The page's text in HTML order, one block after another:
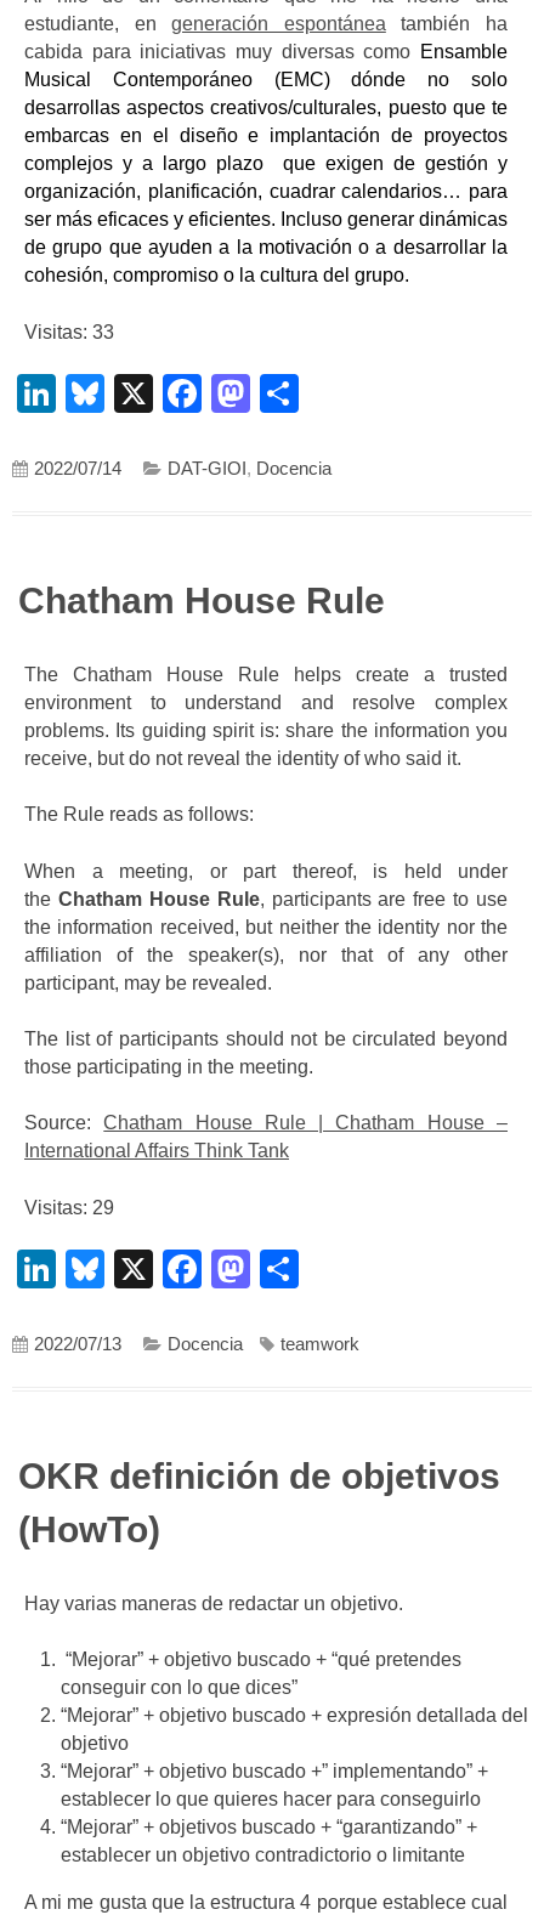
estudiante, engeneración espontánea también ha
cabida para iniciativas muy diversas como Ensamble
Musical Contemporáneo (EMC) dónde no solo
desarrollas aspectos creativos/culturales, puesto que te
embarcas en el diseño e implantación de proyectos
complejos y a largo plazo que exigen de gestión y
organización, planificación, cuadrar calendarios… para
ser más eficaces y eficientes. Incluso generar dinámicas
de grupo que ayuden a la motivación o a desarrollar la
cohesión, compromiso o la cultura del grupo.
Visitas: 33
LinkedIn
Bluesky
X Facebook
Mastodon
2022/07/14 DAT-GIOI , Docencia
Chatham House Rule
The Chatham House Rule helps create a trusted
environment to understand and resolve complex
problems. Its guiding spirit is: share the information you
receive, but do not reveal the identity of who said it.
The Rule reads as follows:
When a meeting, or part thereof, is held under
the Chatham House Rule, participants are free to use
the information received, but neither the identity nor the
affiliation of the speaker(s), nor that of any other
participant, may be revealed.
The list of participants should not be circulated beyond
those participating in the meeting.
Source:Chatham House Rule | Chatham House –
International Affairs Think Tank
Visitas: 29
LinkedIn
Bluesky
X Facebook
Mastodon
2022/07/13 Docencia teamwork
OKR definición de objetivos
(HowTo)
Hay varias maneras de redactar un objetivo.
“Mejorar” + objetivo buscado + “qué pretendes
conseguir con lo que dices”
“Mejorar” + objetivo buscado + expresión detallada del
objetivo
“Mejorar” + objetivo buscado +” implementando” +
establecer lo que quieres hacer para conseguirlo
“Mejorar” + objetivos buscado + “garantizando” +
establecer un objetivo contradictorio o limitante
A mi me gusta que la estructura 4 porque establece cual